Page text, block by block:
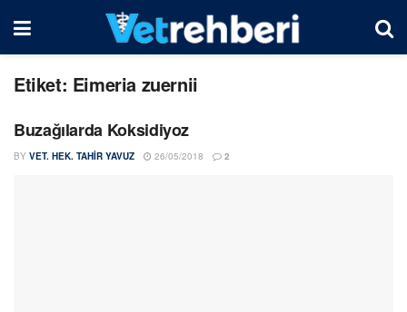
Etiket: Eimeria zuernii
Buzağılarda Koksidiyoz
BY VET. HEK. TAHIR YAVUZ 26/05/2018 2